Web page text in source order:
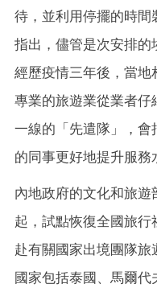
待，並利用停擺的時間
指出，儘管是次安排的
經歷疫情三年後，當
專業的旅遊業從業者仔
一線的「先遣隊」，會
的同事更好地提升服務
內地政府的文化和旅
起，試點恢復全國旅
赴有關國家出境團隊
國家包括泰國、馬爾